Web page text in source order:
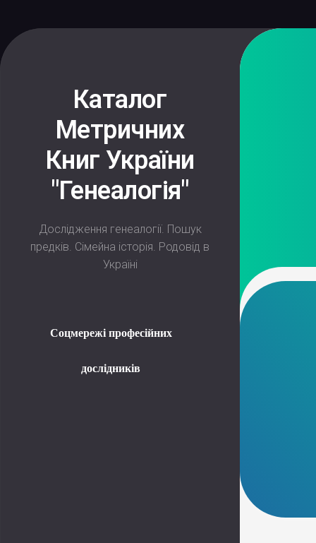
Skip
to
content
Каталог
Метричних
Книг України
"Генеалогія"
Дослідження генеалогії. Пошук
предків. Сімейна історія. Родовід в
Україні
Соцмережі професійних
дослідників